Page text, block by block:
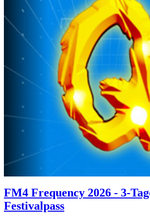
FM4 Frequency 2026 - 3-
Festivalpass